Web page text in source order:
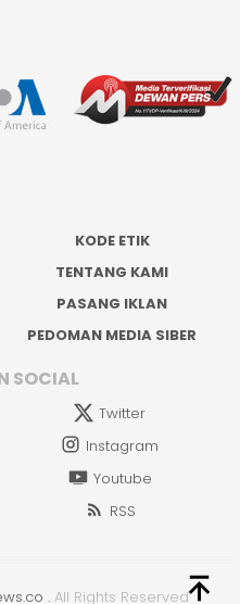
KODE ETIK
TENTANG KAMI
PASANG IKLAN
PEDOMAN MEDIA SIBER
SOCIAL
Twitter
Instagram
Youtube
RSS
. All Rights Reserved